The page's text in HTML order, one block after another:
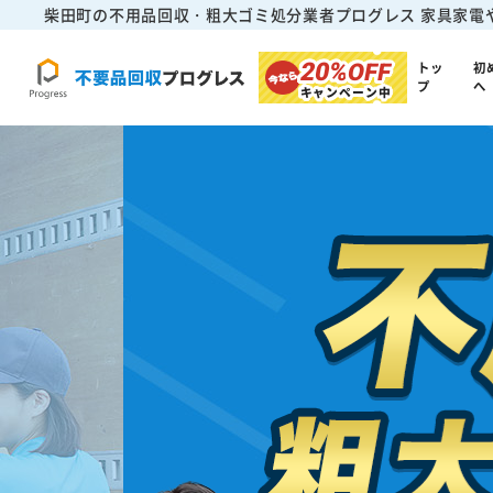
柴田町の不用品回収・粗大ゴミ処分業者プログレス 家具家電
20%OFF
キャンペーン中
トッ
プ
初
へ